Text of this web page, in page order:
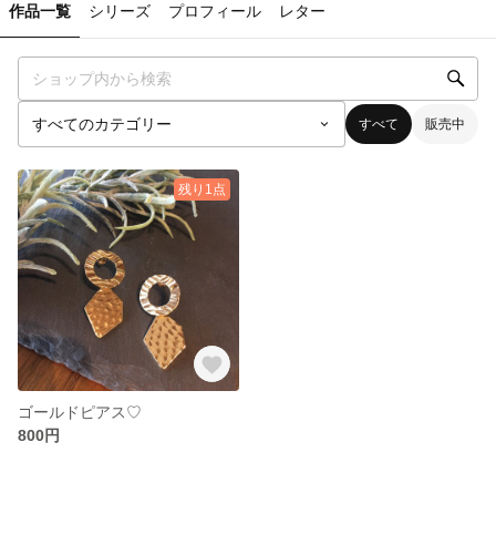
作品一覧 シリーズ プロフィール レター
すべて 販売中
残り1点
ゴールドピアス♡
800円